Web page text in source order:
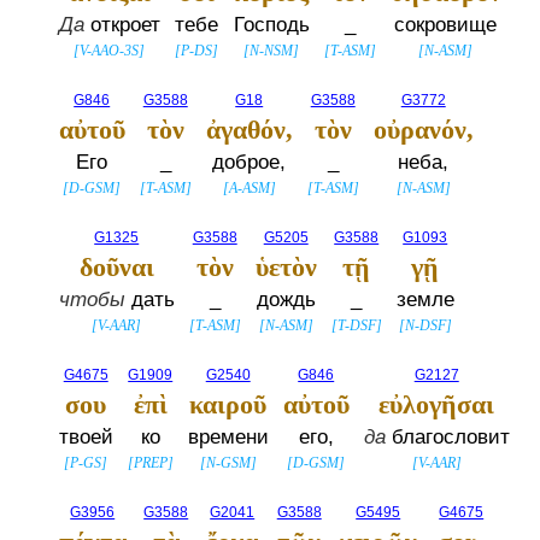
Даоткроет
[V-AAO-3S]
тебе
[P-DS]
Господь
[N-NSM] [T-ASM]
сокровище
[N-ASM]
G846
αὐτοῦ
Его
[D-GSM]
G3588
τὸν
[T-ASM]
G18
ἀγαθόν,
доброе,
[A-ASM]
G3588
τὸν
[T-ASM]
G3772
οὐρανόν,
неба,
[N-ASM]
G1325
δοῦναι
чтобы дать
[V-AAR]
G3588
τὸν
[T-ASM]
G5205
ὑετὸν
дождь
[N-ASM]
G3588
τῇ
[T-DSF]
G1093
γῇ
земле
[N-DSF]
G4675
σου
твоей
[P-GS]
G1909
ἐπὶ
ко
[PREP]
G2540
καιροῦ
времени
[N-GSM]
G846
αὐτοῦ
его,
[D-GSM]
G2127
εὐλογῆσαι
даблагословит
[V-AAR]
G3956 G3588 G2041 G3588 G5495 G4675